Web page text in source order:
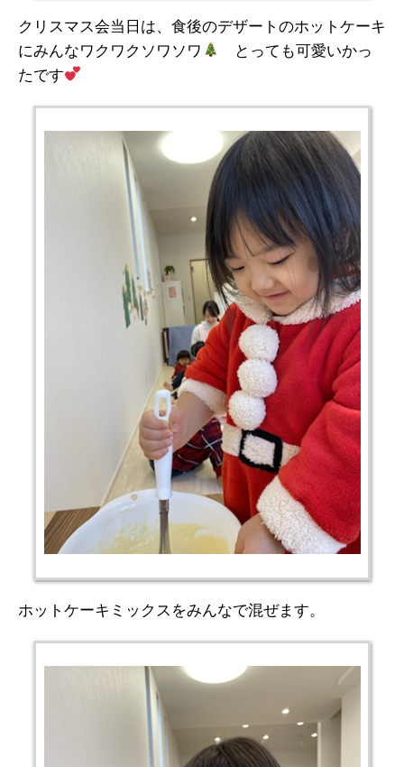
クリスマス会当日は、食後のデザートのホットケーキ
にみんなワクワクソワソワ
とっても可愛いかっ
たです
ホットケーキミックスをみんなで混ぜます。